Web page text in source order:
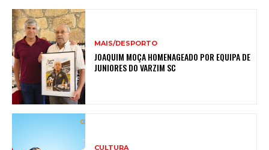
MAIS/DESPORTO
JOAQUIM MOÇA HOMENAGEADO POR EQUIPA DE
JUNIORES DO VARZIM SC
CULTURA